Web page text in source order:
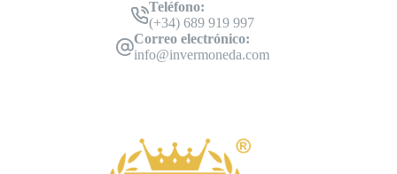
Teléfono:
(+34) 689 919 997
Correo electrónico:
info@invermoneda.com